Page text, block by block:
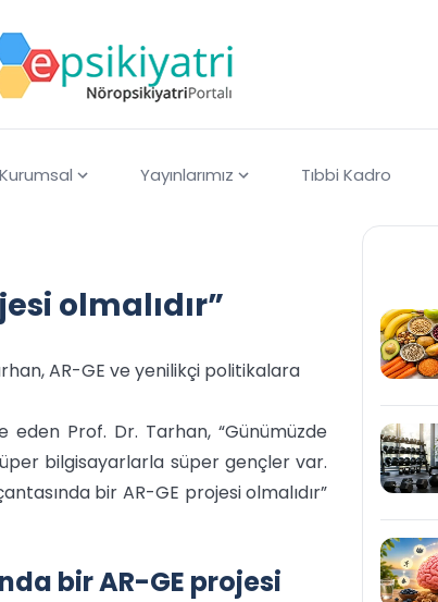
Kurumsal Yayınlarımız Tıbbi Kadro
olmalıdır”
AR-GE ve yenilikçi politikalara
eden Prof. Dr. Tarhan, “Günümüzde
bilgisayarlarla süper gençler var.
bir AR-GE projesi olmalıdır”
bir AR-GE projesi